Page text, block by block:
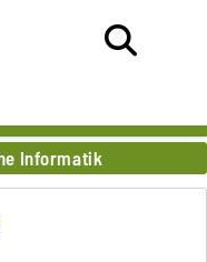
Informatik